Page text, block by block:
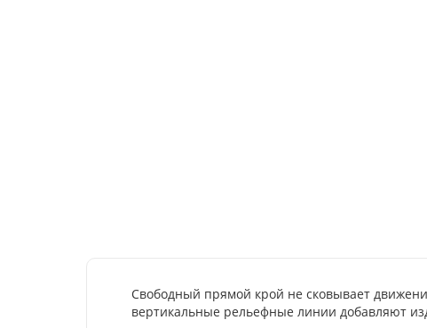
Свободный прямой крой не сковывает
вертикальные рельефные линии добавляют